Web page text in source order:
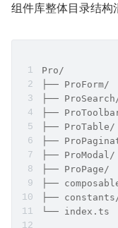
组件库整体目录结构
Pro/
├──
├──
├──
├──
├──
├──
├── ProPage/
├──
├──
└── index.ts